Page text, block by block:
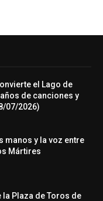
el Lago de
de canciones y
07/2026)
manos y la voz entre
Mártires
la Plaza de Toros de